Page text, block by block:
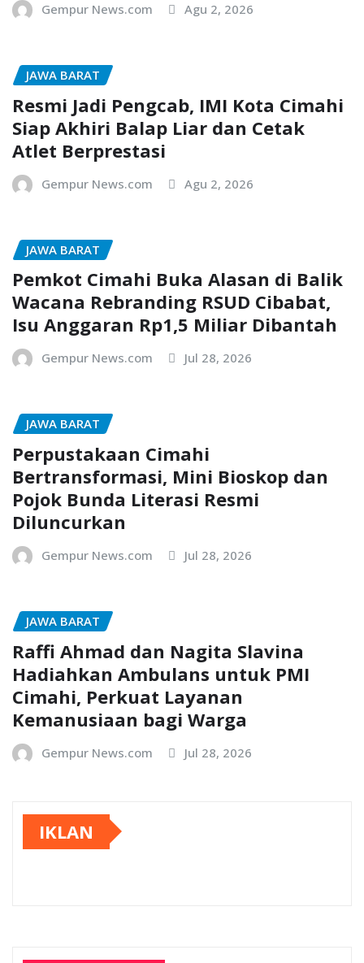
Gempur News.com Agu 2, 2026
JAWA BARAT
Resmi Jadi Pengcab, IMI Kota Cimahi
Siap Akhiri Balap Liar dan Cetak
Atlet Berprestasi
Gempur News.com Agu 2, 2026
JAWA BARAT
Pemkot Cimahi Buka Alasan di Balik
Wacana Rebranding RSUD Cibabat,
Isu Anggaran Rp1,5 Miliar Dibantah
Gempur News.com Jul 28, 2026
JAWA BARAT
Perpustakaan Cimahi
Bertransformasi, Mini Bioskop dan
Pojok Bunda Literasi Resmi
Diluncurkan
Gempur News.com Jul 28, 2026
JAWA BARAT
Raffi Ahmad dan Nagita Slavina
Hadiahkan Ambulans untuk PMI
Cimahi, Perkuat Layanan
Kemanusiaan bagi Warga
Gempur News.com Jul 28, 2026
IKLAN